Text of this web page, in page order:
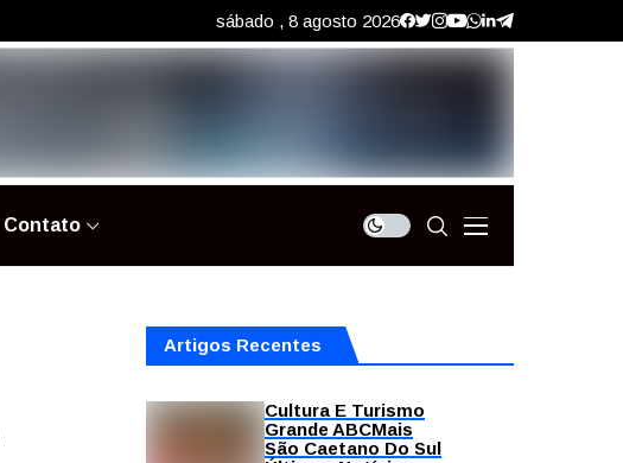
sábado , 8 agosto 2026
Contato
Artigos Recentes
Cultura E Turismo
Grande ABCMais
São Caetano Do Sul